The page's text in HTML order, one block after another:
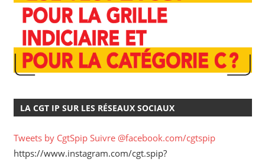
LA CGT IP SUR LES RÉSEAUX SOCIAUX
Tweets by CgtSpip Suivre @facebook.com/cgtspip
https://www.instagram.com/cgt.spip?